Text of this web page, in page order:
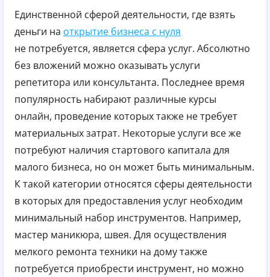
Единственной сферой деятельности, где взять
деньги на открытие бизнеса с нуля
не потребуется, является сфера услуг. Абсолютно
без вложений можно оказывать услуги
репетитора или консультанта. Последнее время
популярность набирают различные курсы
онлайн, проведение которых также не требует
материальных затрат. Некоторые услуги все же
потребуют наличия стартового капитала для
малого бизнеса, но он может быть минимальным.
К такой категории относятся сферы деятельности
в которых для предоставления услуг необходим
минимальный набор инструментов. Например,
мастер маникюра, швея. Для осуществления
мелкого ремонта техники на дому также
потребуется приобрести инструмент, но можно